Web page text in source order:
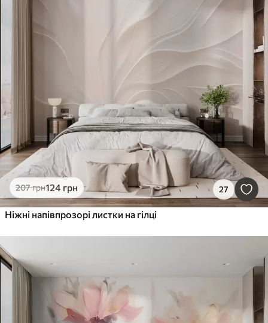
207грн124 грн 27
Ніжні напівпрозорі листки на гілці